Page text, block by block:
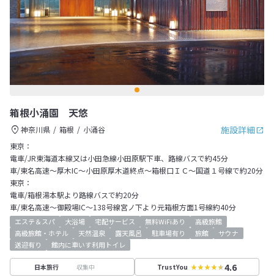
箱根小涌園 天悠
施設詳細
神奈川県 箱根
小涌谷
東京：
電車/JR東海道本線又は小田急線小田原駅下車、路線バスで約45分
車/東名高速～厚木IC～小田原厚木道終点～箱根口ＩＣ～国道１号線で約20分
東京：
電車/箱根湯本駅より路線バスで約20分
車/東名高速～御殿場IC～138号線宮ノ下より元箱根方面1号線約40分
エステ＆スパ 大浴場 宅配サービス 無料WiFiあり
高級旅館
高級旅館・ホテル
天然温泉 露天風呂 駐車場有り 旅館
サウナ
送迎有り
館内に車いす利用トイレ
日本旅行 収集中 TrustYou 4.6